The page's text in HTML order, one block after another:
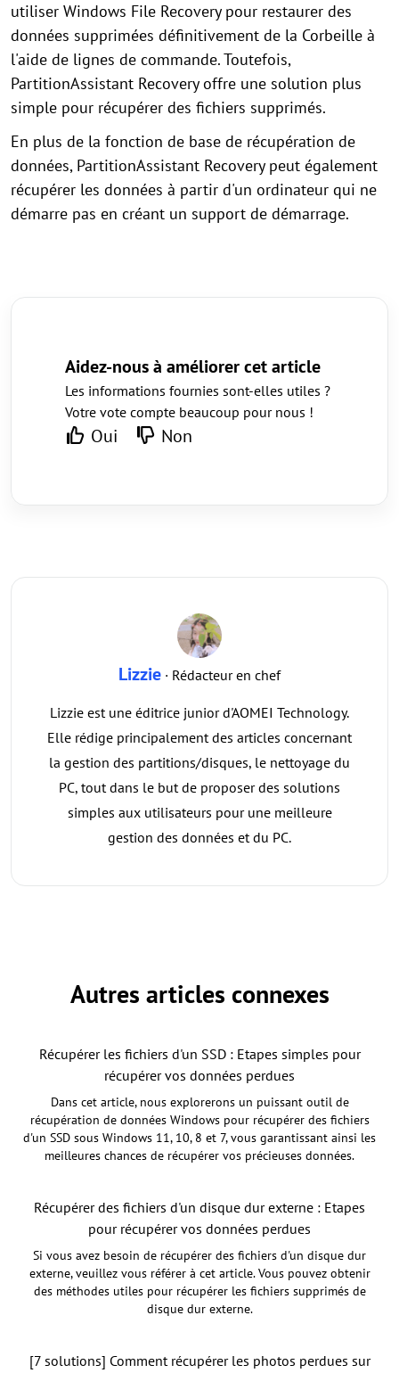
utiliser Windows File Recovery pour restaurer des
données supprimées définitivement de la Corbeille à
l'aide de lignes de commande. Toutefois,
PartitionAssistant Recovery offre une solution plus
simple pour récupérer des fichiers supprimés.
En plus de la fonction de base de récupération de
données, PartitionAssistant Recovery peut également
récupérer les données à partir d'un ordinateur qui ne
démarre pas en créant un support de démarrage.
Aidez-nous à améliorer cet article
Les informations fournies sont-elles utiles ?
Votre vote compte beaucoup pour nous !
Oui Non
Lizzie · Rédacteur en chef
Lizzie est une éditrice junior d'AOMEI Technology.
Elle rédige principalement des articles concernant
la gestion des partitions/disques, le nettoyage du
PC, tout dans le but de proposer des solutions
simples aux utilisateurs pour une meilleure
gestion des données et du PC.
Autres articles connexes
Récupérer les fichiers d'un SSD : Etapes simples pour
récupérer vos données perdues
Dans cet article, nous explorerons un puissant outil de
récupération de données Windows pour récupérer des fichiers
d'un SSD sous Windows 11, 10, 8 et 7, vous garantissant ainsi les
meilleures chances de récupérer vos précieuses données.
Récupérer des fichiers d'un disque dur externe : Etapes
pour récupérer vos données perdues
Si vous avez besoin de récupérer des fichiers d'un disque dur
externe, veuillez vous référer à cet article. Vous pouvez obtenir
des méthodes utiles pour récupérer les fichiers supprimés de
disque dur externe.
[7 solutions] Comment récupérer les photos perdues sur